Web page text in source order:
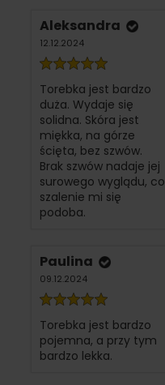
Aleksandra
12.12.2024
Torebka jest bardzo
duża. Wydaje się
solidna. Skóra jest
miękka, na górze
ścięta, bez szwów.
Brak szwów nadaje jej
surowego wyglądu, co
szalenie mi się
podoba.
Paulina
09.12.2024
Torebka jest bardzo
pojemna, a przy tym
bardzo lekka.